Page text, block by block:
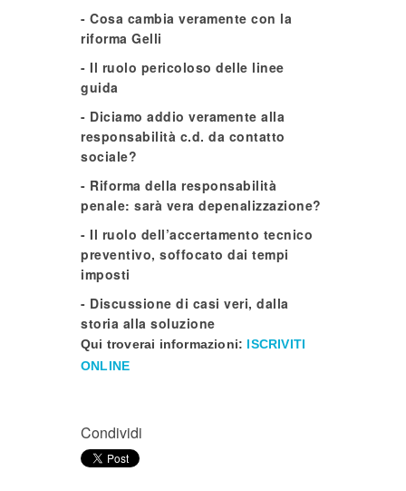
- Cosa cambia veramente con la
riforma Gelli
- Il ruolo pericoloso delle linee
guida
- Diciamo addio veramente alla
responsabilità c.d. da contatto
sociale?
- Riforma della responsabilità
penale: sarà vera depenalizzazione?
- Il ruolo dell’accertamento tecnico
preventivo, soffocato dai tempi
imposti
- Discussione di casi veri, dalla
storia alla soluzione
Qui troverai informazioni: ISCRIVITI
ONLINE
Condividi